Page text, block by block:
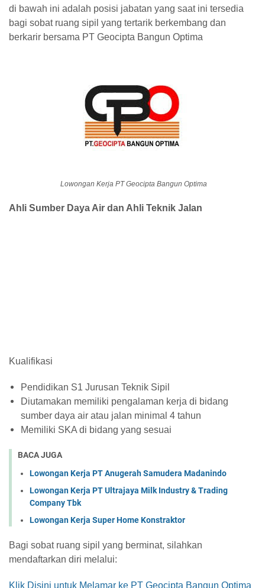
di bawah ini adalah posisi jabatan yang saat ini tersedia
bagi sobat ruang sipil yang tertarik berkembang dan
berkarir bersama PT Geocipta Bangun Optima
Lowongan Kerja PT Geocipta Bangun Optima
Ahli Sumber Daya Air dan Ahli Teknik Jalan
Kualifikasi
Pendidikan S1 Jurusan Teknik Sipil
Diutamakan memiliki pengalaman kerja di bidang
sumber daya air atau jalan minimal 4 tahun
Memiliki SKA di bidang yang sesuai
BACA JUGA
Lowongan Kerja PT Anugerah Samudera Madanindo
Lowongan Kerja PT Ultrajaya Milk Industry & Trading
Company Tbk
Lowongan Kerja Super Home Konstraktor
Bagi sobat ruang sipil yang berminat, silahkan
mendaftarkan diri melalui:
Klik Disini untuk Melamar ke PT Geocipta Bangun Optima